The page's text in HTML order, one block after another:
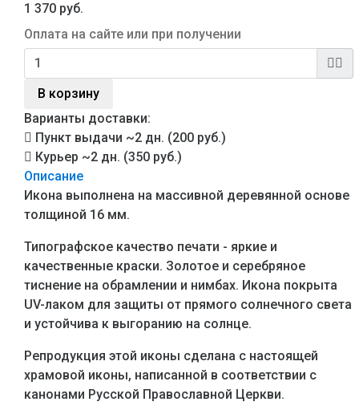
1 370 руб.
Оплата на сайте или при получении
В корзину
Варианты доставки:
Пункт выдачи ~2 дн. (200 руб.)
Курьер ~2 дн. (350 руб.)
Описание
Икона выполнена на массивной деревянной основе
толщиной 16 мм.
Типографское качество печати - яркие и
качественные краски. Золотое и серебряное
тиснение на обрамлении и нимбах. Икона покрыта
UV-лаком для защиты от прямого солнечного света
и устойчива к выгоранию на солнце.
Репродукция этой иконы сделана с настоящей
храмовой иконы, написанной в соответствии с
канонами Русской Православной Церкви.